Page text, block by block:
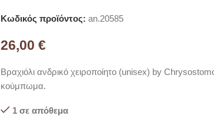
Κωδικός προϊόντος: an.20585
26,00 €
Βραχιόλι ανδρικό χειροποίητο (unisex) by
κούμπωμα.
1 σε απόθεμα